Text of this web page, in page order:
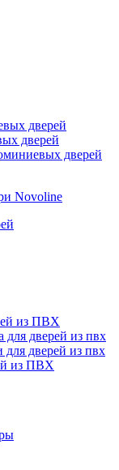
дверей
дверей
дверей
Novoline
из ПВХ
для дверей из пвх
дверей из пвх
из ПВХ